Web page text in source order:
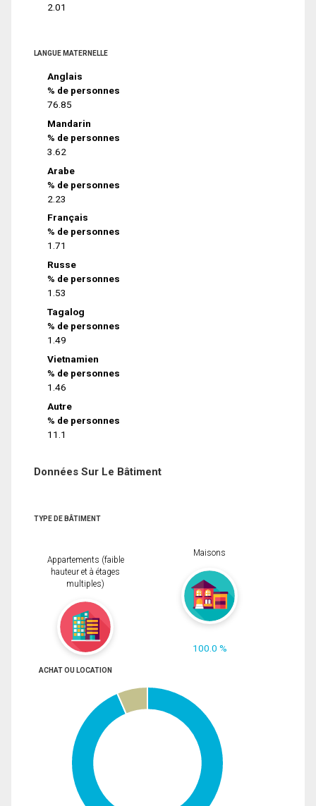
2.01
LANGUE MATERNELLE
Anglais
% de personnes
76.85
Mandarin
% de personnes
3.62
Arabe
% de personnes
2.23
Français
% de personnes
1.71
Russe
% de personnes
1.53
Tagalog
% de personnes
1.49
Vietnamien
% de personnes
1.46
Autre
% de personnes
11.1
Données Sur Le Bâtiment
TYPE DE BÂTIMENT
Appartements (faible
hauteur et à étages
multiples)
Maisons
100.0 %
ACHAT OU LOCATION